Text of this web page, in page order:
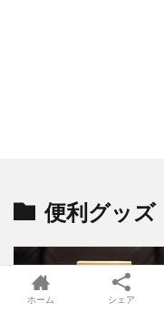
便利グッズ
ホーム シェア